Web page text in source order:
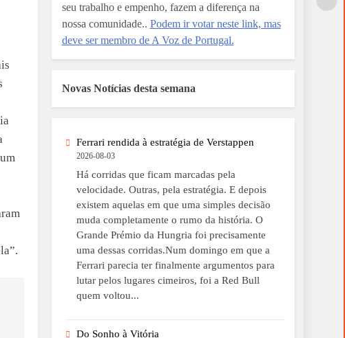
seu trabalho e empenho, fazem a diferença na
nossa comunidade.. Podem ir votar neste link, mas
deve ser membro de A Voz de Portugal.
Novas Notícias desta semana
Ferrari rendida à estratégia de Verstappen
2026-08-03
Há corridas que ficam marcadas pela
velocidade. Outras, pela estratégia. E depois
existem aquelas em que uma simples decisão
muda completamente o rumo da história. O
Grande Prémio da Hungria foi precisamente
uma dessas corridas.Num domingo em que a
Ferrari parecia ter finalmente argumentos para
lutar pelos lugares cimeiros, foi a Red Bull
quem voltou...
Do Sonho à Vitória